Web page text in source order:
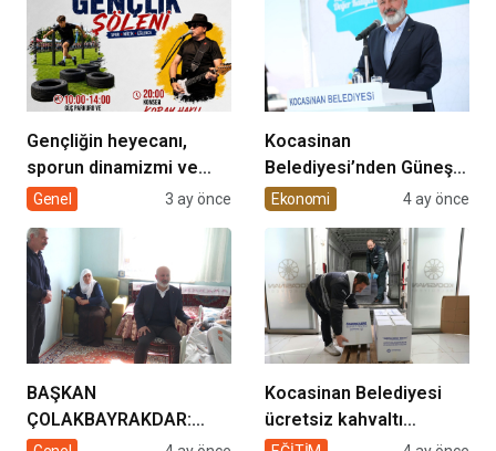
Gençliğin heyecanı,
sporun dinamizmi ve
müziğin coşkusu
geliyor!
Genel 3 ay önce
Kocasinan
Belediyesi’nden Güneş
Enerjisi Hamlesi
Ekonomi 4 ay önce
BAŞKAN
ÇOLAKBAYRAKDAR:
“EVDE SAĞLIK
Kocasinan Belediyesi
ücretsiz kahvaltı
desteği projesi